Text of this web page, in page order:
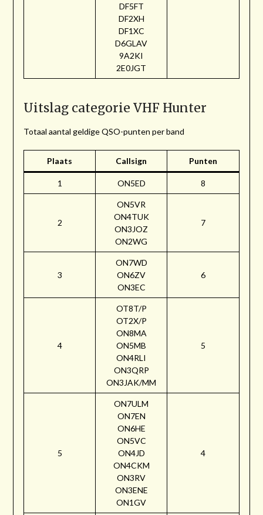
DF5FT
DF2XH
DF1XC
D6GLAV
9A2KI
2E0JGT
Uitslag categorie VHF Hunter
Totaal aantal geldige QSO-punten per band
Plaats Callsign Punten
1 ON5ED 8
2
ON5VR
ON4TUK
ON3JOZ
ON2WG
7
3
ON7WD
ON6ZV
ON3EC
6
4
OT8T/P
OT2X/P
ON8MA
ON5MB
ON4RLI
ON3QRP
ON3JAK/MM
5
5
ON7ULM
ON7EN
ON6HE
ON5VC
ON4JD
ON4CKM
ON3RV
ON3ENE
ON1GV
4